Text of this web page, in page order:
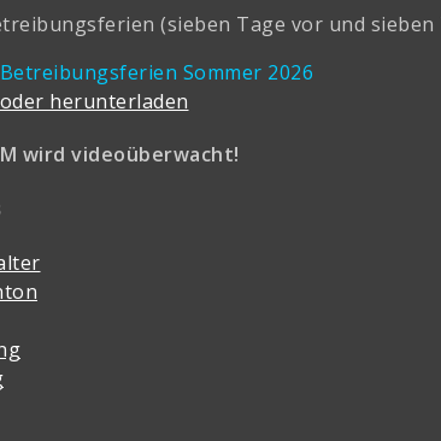
(sieben Tage vor und
Sommer 2026
herunterladen
wird videoüberwacht!